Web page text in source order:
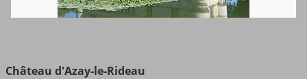
Château d'Azay-le-Rideau